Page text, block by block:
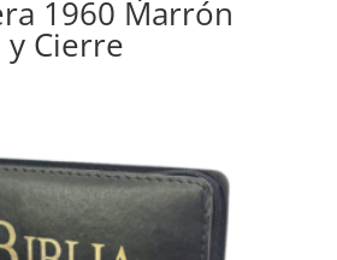
1960 Marrón
Cierre